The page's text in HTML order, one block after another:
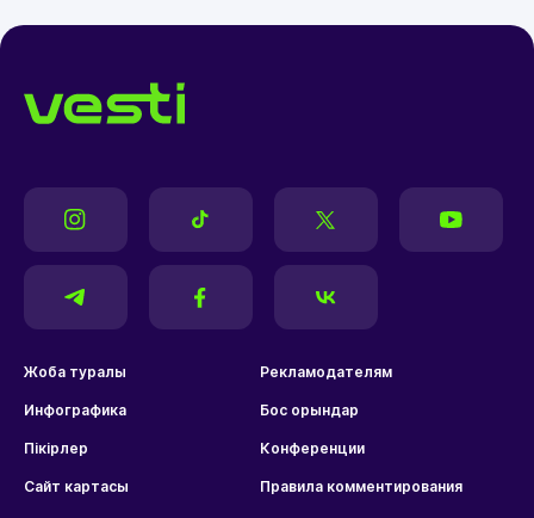
Жоба туралы Рекламодателям
Инфографика Бос орындар
Пікірлер Конференции
Сайт картасы Правила комментирования